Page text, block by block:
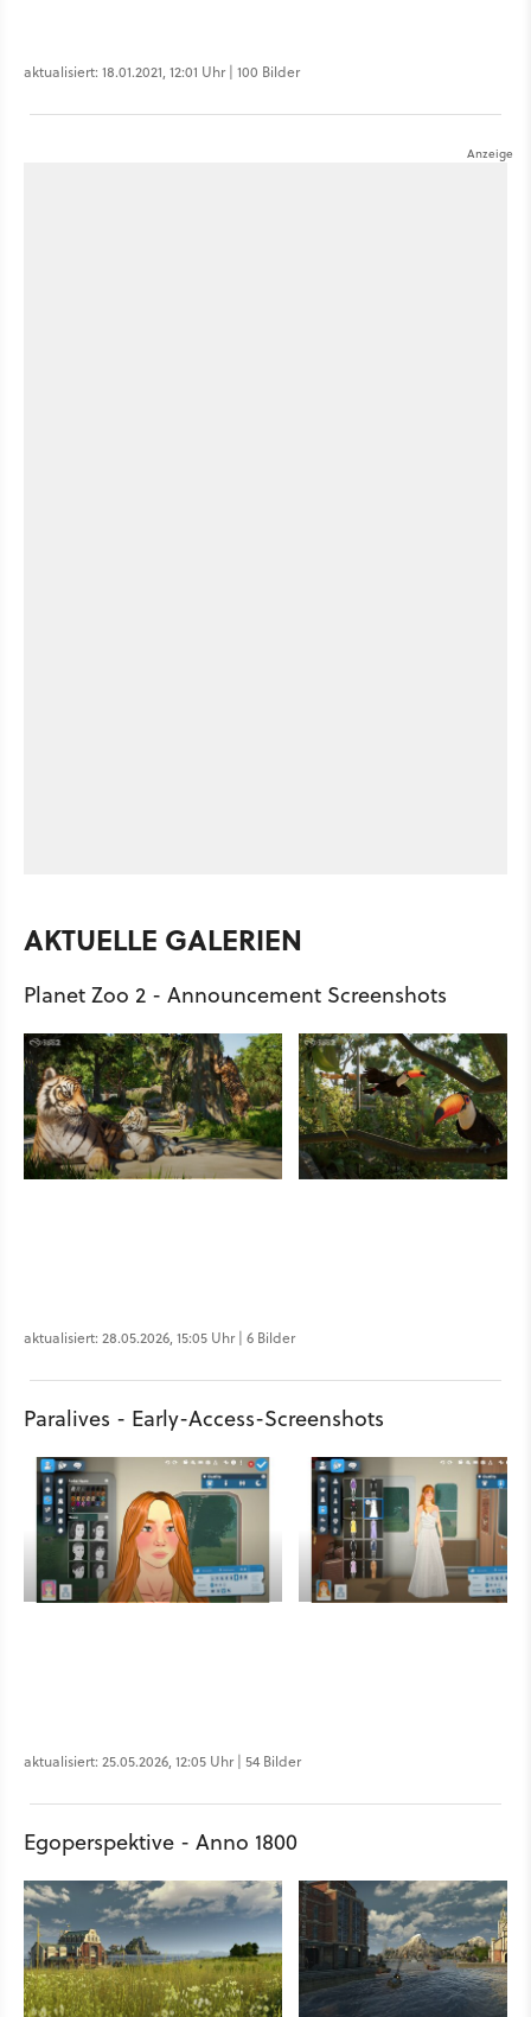
aktualisiert: 18.01.2021, 12:01 Uhr | 100 Bilder
AKTUELLE GALERIEN
Planet Zoo 2 - Announcement Screenshots
aktualisiert: 28.05.2026, 15:05 Uhr | 6 Bilder
Paralives - Early-Access-Screenshots
aktualisiert: 25.05.2026, 12:05 Uhr | 54 Bilder
Egoperspektive - Anno 1800